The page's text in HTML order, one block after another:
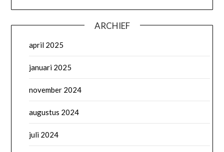
ARCHIEF
april 2025
januari 2025
november 2024
augustus 2024
juli 2024